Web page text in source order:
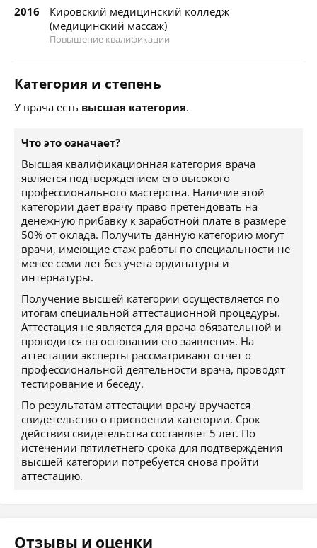
2016
Кировский медицинский колледж
(медицинский массаж)
Повышение квалификации
Категория и степень
У врача есть высшая категория.
Что это означает?
Высшая квалификационная категория врача
является подтверждением его высокого
профессионального мастерства. Наличие этой
категории дает врачу право претендовать на
денежную прибавку к заработной плате в размере
50% от оклада. Получить данную категорию могут
врачи, имеющие стаж работы по специальности не
менее семи лет без учета ординатуры и
интернатуры.
Получение высшей категории осуществляется по
итогам специальной аттестационной процедуры.
Аттестация не является для врача обязательной и
проводится на основании его заявления. На
аттестации эксперты рассматривают отчет о
профессиональной деятельности врача, проводят
тестирование и беседу.
По результатам аттестации врачу вручается
свидетельство о присвоении категории. Срок
действия свидетельства составляет 5 лет. По
истечении пятилетнего срока для подтверждения
высшей категории потребуется снова пройти
аттестацию.
Отзывы и оценки